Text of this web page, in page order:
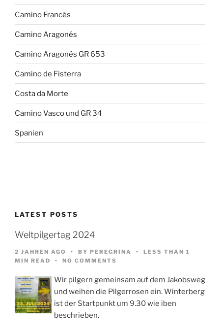
Camino Francés
Camino Aragonés
Camino Aragonés GR 653
Camino de Fisterra
Costa da Morte
Camino Vasco und GR 34
Spanien
LATEST POSTS
Weltpilgertag 2024
2 JAHREN AGO BY PEREGRINA
LESS THAN 1
MIN READ
NO COMMENTS
Wir pilgern gemeinsam auf dem Jakobsweg
und weihen die Pilgerrosen ein. Winterberg
ist der Startpunkt um 9.30 wie iben
beschrieben.